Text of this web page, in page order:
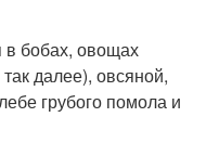
бобах, овощах
далее), овсяной,
грубого помола и